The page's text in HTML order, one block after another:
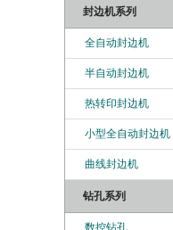
封边机系列
全自动封边机
半自动封边机
热转印封边机
小型全自动封边机
曲线封边机
钻孔系列
数控钻孔